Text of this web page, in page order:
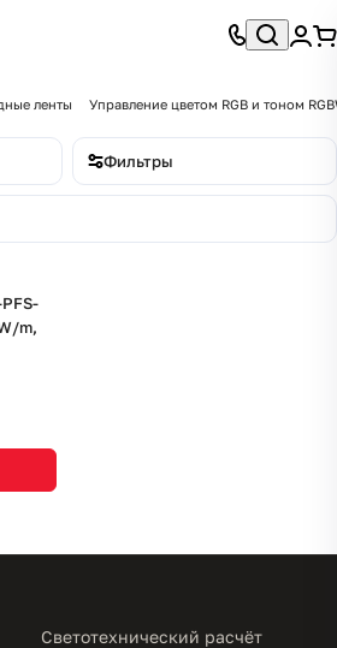
ленты Управление цветом RGB и тоном
Фильтры
m,
Светотехнический расчёт